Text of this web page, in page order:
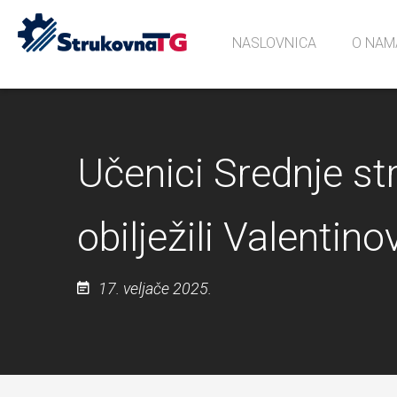
NASLOVNICA O
Učenici Srednje
obilježili
17. veljače 2025.